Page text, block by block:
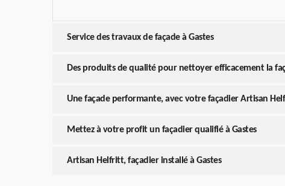
Service des travaux de façade à Gastes
Des produits de qualité pour nettoyer efficacement la
Une façade performante, avec votre façadier Artisan
Mettez à votre profit un façadier qualifié à Gastes
Artisan Helfritt, façadier installé à Gastes